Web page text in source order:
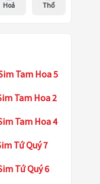
Hoả Thổ
Tam Hoa 5
Tam Hoa 2
Tam Hoa 4
Tứ Quý 7
Tứ Quý 6